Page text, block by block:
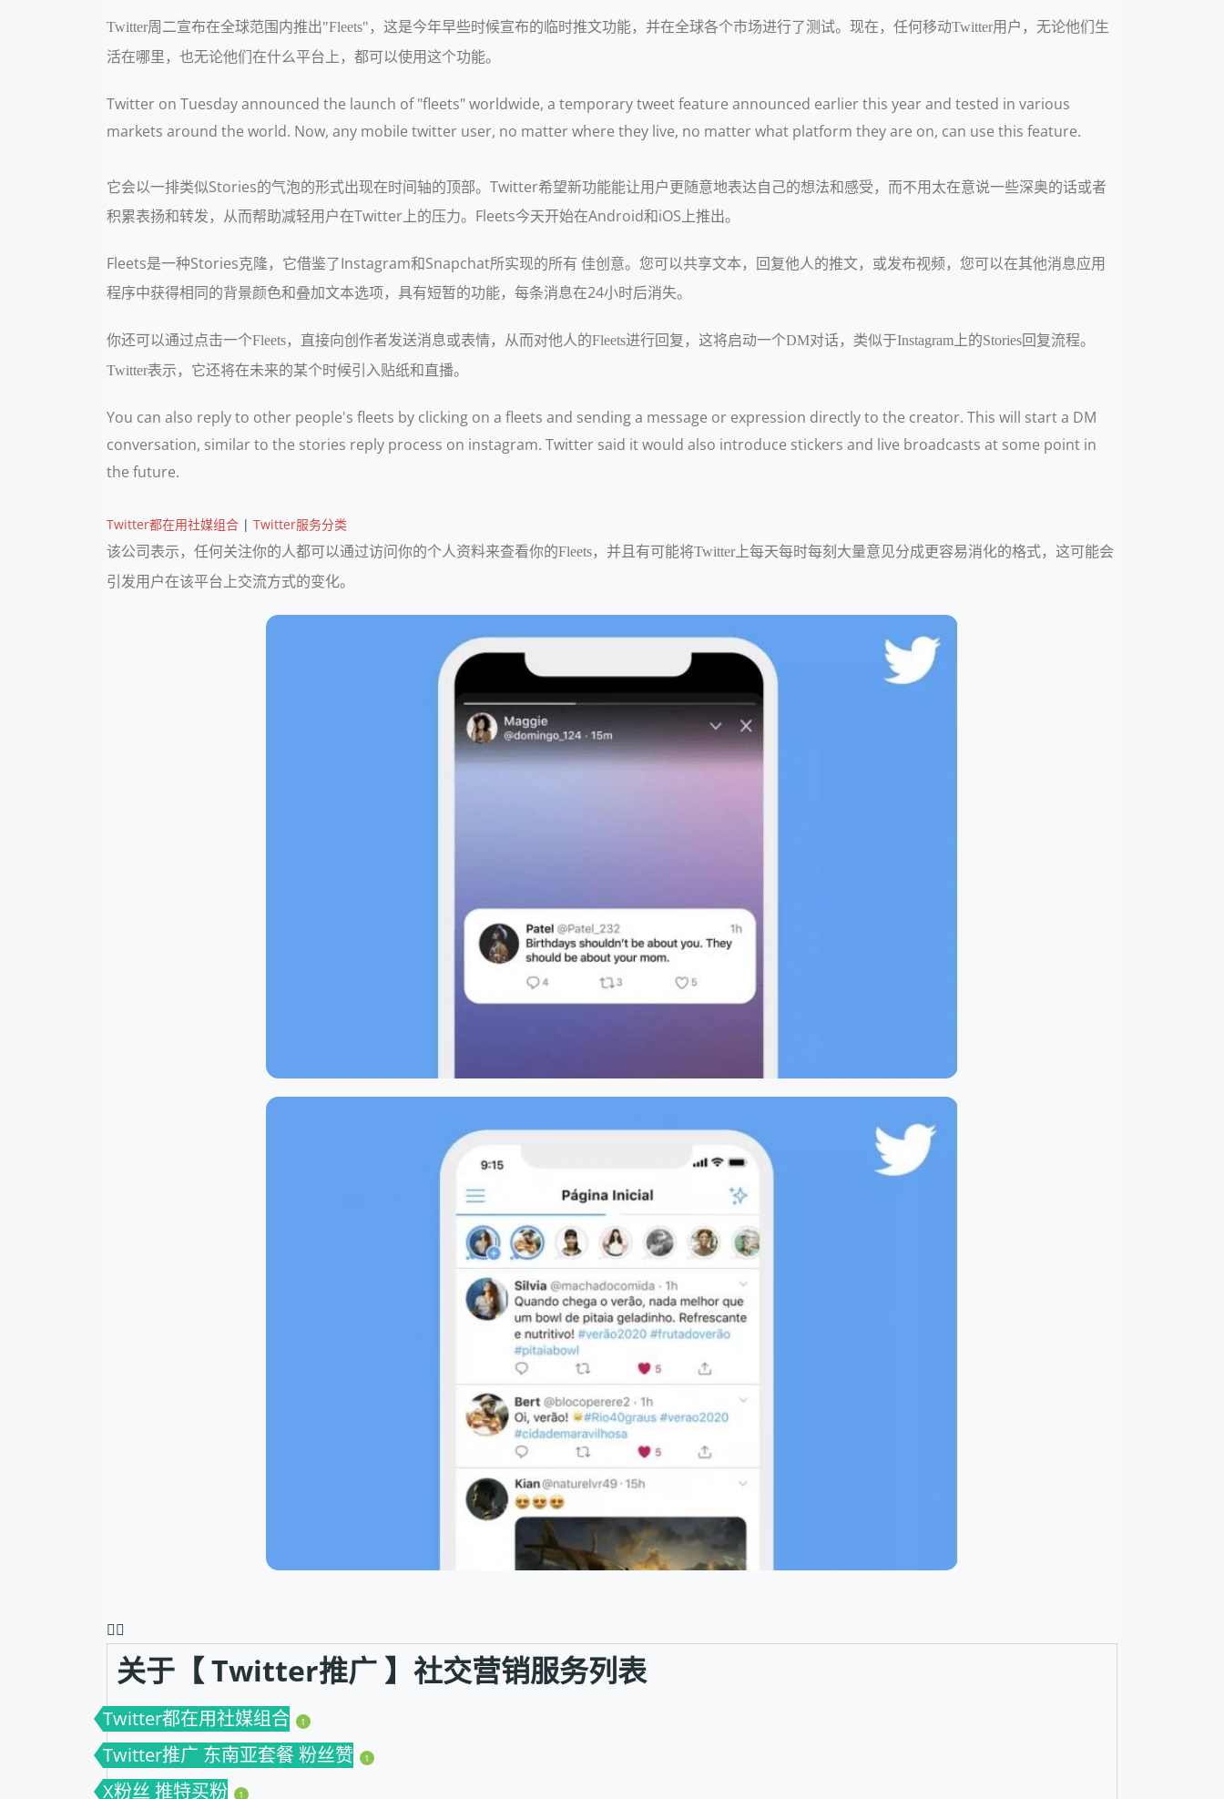
Twitter周二宣布在全球范围内推出"Fleets"，这是今年早些时候宣布的临时推文功能，并在全球各个市场进行了测试。现在，任何移动Twitter用户，无论他们生
活在哪里，也无论他们在什么平台上，都可以使用这个功能。
Twitter on Tuesday announced the launch of "fleets" worldwide, a temporary tweet feature announced earlier this year and tested in various
markets around the world. Now, any mobile twitter user, no matter where they live, no matter what platform they are on, can use this feature.
它会以一排类似Stories的气泡的形式出现在时间轴的顶部。Twitter希望新功能能让用户更随意地表达自己的想法和感受，而不用太在意说一些深奥的话或者
积累表扬和转发，从而帮助减轻用户在Twitter上的压力。Fleets今天开始在Android和iOS上推出。
Fleets是一种Stories克隆，它借鉴了Instagram和Snapchat所实现的所有 佳创意。您可以共享文本，回复他人的推文，或发布视频，您可以在其他消息应用
程序中获得相同的背景颜色和叠加文本选项，具有短暂的功能，每条消息在24小时后消失。
你还可以通过点击一个Fleets，直接向创作者发送消息或表情，从而对他人的Fleets进行回复，这将启动一个DM对话，类似于Instagram上的Stories回复流程。
Twitter表示，它还将在未来的某个时候引入贴纸和直播。
You can also reply to other people's fleets by clicking on a fleets and sending a message or expression directly to the creator. This will start a DM
conversation, similar to the stories reply process on instagram. Twitter said it would also introduce stickers and live broadcasts at some point in
the future.
Twitter都在用社媒组合 | Twitter服务分类
该公司表示，任何关注你的人都可以通过访问你的个人资料来查看你的Fleets，并且有可能将Twitter上每天每时每刻大量意见分成更容易消化的格式，这可能会
引发用户在该平台上交流方式的变化。
❤️‍🔥
关于【 Twitter推广 】社交营销服务列表
Twitter都在用社媒组合 1
Twitter推广 东南亚套餐 粉丝赞 1
X粉丝 推特买粉 1